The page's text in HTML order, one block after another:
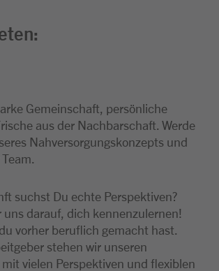
Gemeinschaft, persönliche
aus der Nachbarschaft. Werde
Nahversorgungskonzepts und
suchst Du echte Perspektiven?
uns darauf, dich kennenzulernen!
vorher beruflich gemacht hast.
stehen wir unseren
vielen Perspektiven und flexiblen